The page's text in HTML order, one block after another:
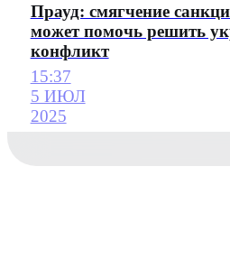
Прауд: смягчение
может помочь решить
конфликт
15:37
5 ИЮЛ
2025